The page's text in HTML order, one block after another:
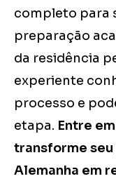
completo para
preparação
da residência
experiente
processo e
etapa. Entre
transforme
Alemanha em